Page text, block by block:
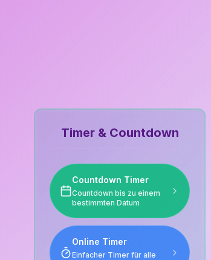
Timer & Countdown
Countdown Timer
Countdown bis zu einem
bestimmten Datum
Online Timer
Einfacher Timer für alle